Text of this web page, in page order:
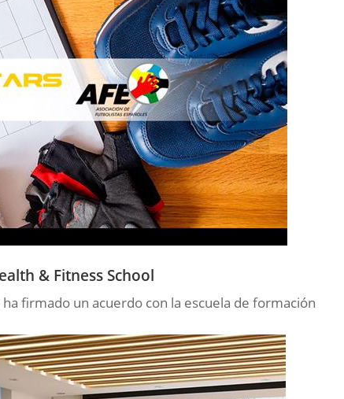
& Fitness School
ha firmado un acuerdo con la escuela de formación